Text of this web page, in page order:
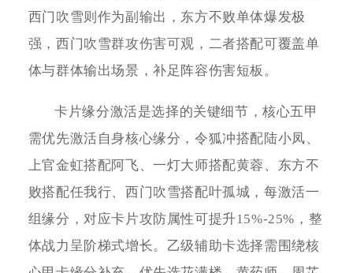
西门吹雪则作为副输出，东方不败单体爆发极
强，西门吹雪群攻伤害可观，二者搭配可覆盖单
体与群体输出场景，补足阵容伤害短板。
卡片缘分激活是选择的关键细节，核心五甲
需优先激活自身核心缘分，令狐冲搭配陆小凤、
上官金虹搭配阿飞、一灯大师搭配黄蓉、东方不
败搭配任我行、西门吹雪搭配叶孤城，每激活一
组缘分，对应卡片攻防属性可提升15%-25%，整
体战力呈阶梯式增长。乙级辅助卡选择需围绕核